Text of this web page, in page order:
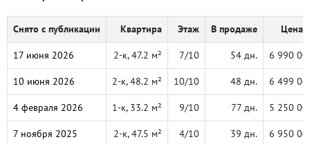
Снято с публикации Квартира Этаж В продаже Цена,
17 июня 2026 2-к, 47.2 м² 7/10 54 дн. 6 990
10 июня 2026 2-к, 48.2 м² 10/10 48 дн. 6 499
4 февраля 2026 1-к, 33.2 м² 9/10 77 дн. 5 250
7 ноября 2025 2-к, 47.5 м² 4/10 39 дн. 6 950